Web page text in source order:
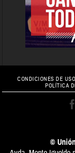
CONDICIONES DE USO
POLÍTICA
©